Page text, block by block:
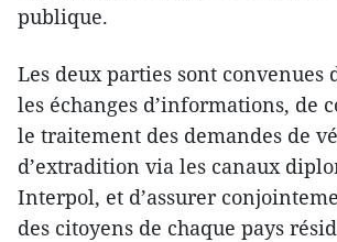
publique.
Les deux parties sont convenues
les échanges d’informations, de
le traitement des demandes de
d’extradition via les canaux
Interpol, et d’assurer
des citoyens de chaque pays